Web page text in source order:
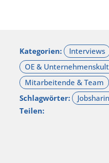
Kategorien:
Schlagwörter:
Teilen: